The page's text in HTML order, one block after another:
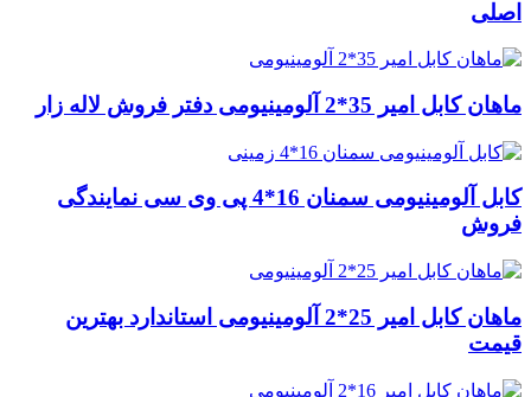
اصلی
ماهان کابل امیر 35*2 آلومینیومی دفتر فروش لاله زار
کابل آلومینیومی سمنان 16*4 پی وی سی نمایندگی
فروش
ماهان کابل امیر 25*2 آلومینیومی استاندارد بهترین
قیمت